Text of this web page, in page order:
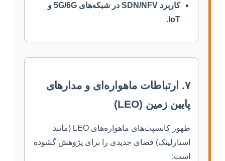
کاربرد SDN/NFV در شبکه‌های 5G/6G و
IoT.
۷. ارتباطات ماهواره‌ای و مدارهای
پایین زمین (LEO)
ظهور کانسپت‌های ماهواره‌های LEO (مانند
استارلینک) فضای جدیدی را برای پژوهش گشوده
است: